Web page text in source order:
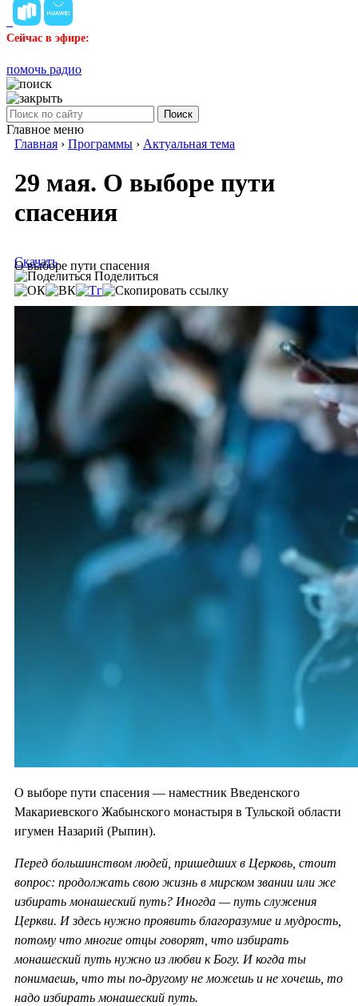
Сейчас в эфире:
помочь радио
Поиск
Главное меню
Главная › Программы › Актуальная тема
29 мая. О выборе пути
спасения
О выборе пути спасения
Скачать
Поделиться
О выборе пути спасения — наместник Введенского
Макариевского Жабынского монастыря в Тульской области
игумен Назарий (Рыпин).
Перед большинством людей, пришедших в Церковь, стоит
вопрос: продолжать свою жизнь в мирском звании или же
избирать монашеский путь? Иногда — путь служения
Церкви. И здесь нужно проявить благоразумие и мудрость,
потому что многие отцы говорят, что избирать
монашеский путь нужно из любви к Богу. И когда ты
понимаешь, что ты по-другому не можешь и не хочешь, то
надо избирать монашеский путь.